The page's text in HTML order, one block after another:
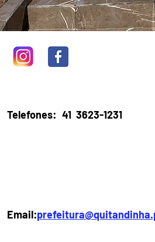
Telefones: 41 3623-1231
Email: